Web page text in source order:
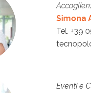
Simona
Tel. +39
Eventi e